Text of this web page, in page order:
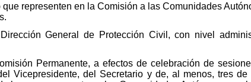
representen en la Comisión a las Comunidades
General de Protección Civil, con nivel
Permanente, a efectos de celebración de
Vicepresidente, del Secretario y de, al menos, tres